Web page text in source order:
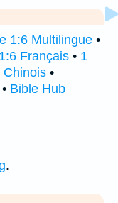
1:6 Multilingue •
Français • 1
Chinois •
• Bible Hub
.